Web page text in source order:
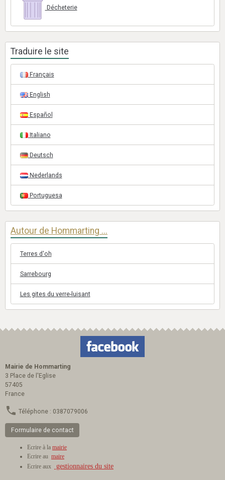
Décheterie
Traduire le site
Français
English
Español
Italiano
Deutsch
Nederlands
Portuguesa
Autour de Hommarting ...
Terres d'oh
Sarrebourg
Les gites du verre-luisant
Mairie de Hommarting
3 Place de l'Eglise
57405
France
Téléphone : 0387079006
Formulaire de contact
Ecrire à la mairie
Ecrire au maire
Ecrire aux
gestionnaires du site